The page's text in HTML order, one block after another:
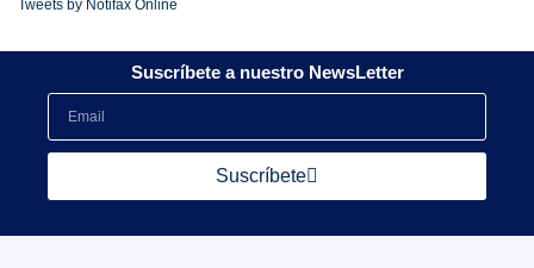
Tweets by Notifax Online
Suscríbete a nuestro NewsLetter
Suscríbete